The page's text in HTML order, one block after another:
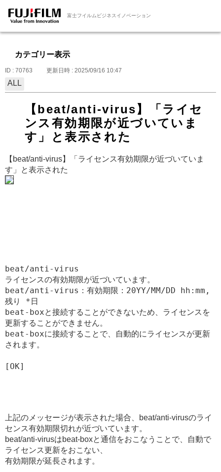
富士フイルムビジネスイノベーション
カテゴリー表示
ID : 70763 更新日時 : 2025/09/16 10:47
ALL
【beat/anti-virus】「ライセ
ンス有効期限が近づいていま
す」と表示された
【beat/anti-virus】「ライセンス有効期限が近づいていま
す」と表示された
beat/anti-virus
ライセンスの有効期限が近づいています。
beat/anti-virus：有効期限：20YY/MM/DD hh:mm,
残り *日
beat-boxと接続することができないため、ライセンスを
更新することができません。
beat-boxに接続することで、自動的にライセンスが更新
されます。
[OK]
上記のメッセージが表示された場合、beat/anti-virusのライ
センス有効期限切れが近づいています。
beat/anti-virusはbeat-boxと通信をおこなうことで、自動で
ライセンス更新をおこない、
有効期限が延長されます。